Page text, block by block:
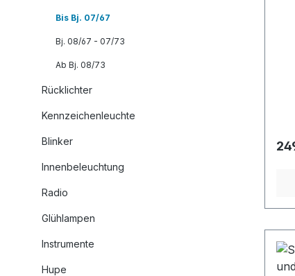
Bis Bj. 07/67
Bj. 08/67 - 07/73
Ab Bj. 08/73
Rücklichter
Kennzeichenleuchte
Blinker
Innenbeleuchtung
Radio
Glühlampen
Instrumente
Hupe